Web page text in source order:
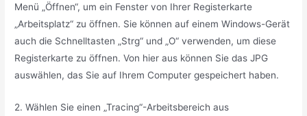
Menü „Öffnen“, um ein Fenster von Ihrer Registerkarte
„Arbeitsplatz“ zu öffnen. Sie können auf einem Windows-Gerät
auch die Schnelltasten „Strg“ und „O“ verwenden, um diese
Registerkarte zu öffnen. Von hier aus können Sie das JPG
auswählen, das Sie auf Ihrem Computer gespeichert haben.
2. Wählen Sie einen „Tracing“-Arbeitsbereich aus